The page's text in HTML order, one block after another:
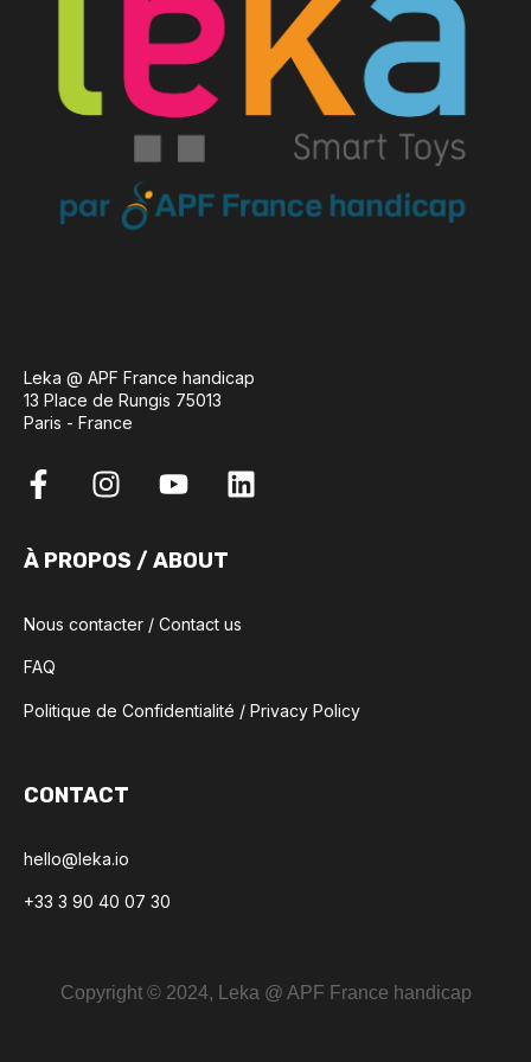
Leka @ APF France handicap
13 Place de Rungis 75013
Paris - France
À PROPOS / ABOUT
Nous contacter / Contact us
FAQ
Politique de Confidentialité / Privacy Policy
CONTACT
hello@leka.io
+33 3 90 40 07 30
Copyright © 2024, Leka @ APF France handicap